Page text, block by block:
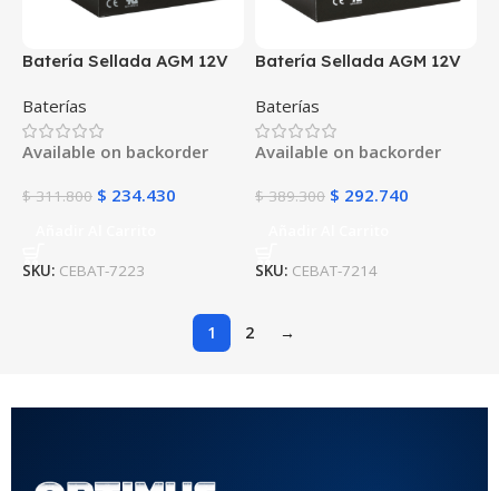
Batería Sellada AGM 12V
| Libre de Mantenimiento |
UPS y Respaldo |
Tecnología VRLA
Baterías
Available on backorder
$311.800 $ 234.430
SKU: CEBAT-7223
Batería Sellada AGM 12V
| 10 Años de Vida Útil |
UPS y Respaldo de
Energía
Baterías
Available on backorder
$389.300 $ 292.740
SKU: CEBAT-7214
1 2 →